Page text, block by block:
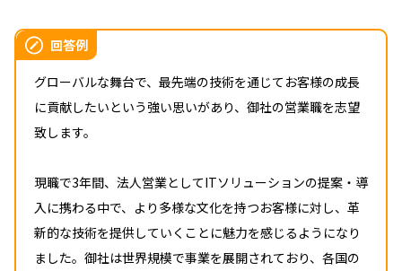
回答例
グローバルな舞台で、最先端の技術を通じてお客様の成長
に貢献したいという強い思いがあり、御社の営業職を志望
致します。
現職で3年間、法人営業としてITソリューションの提案・導
入に携わる中で、より多様な文化を持つお客様に対し、革
新的な技術を提供していくことに魅力を感じるようになり
ました。御社は世界規模で事業を展開されており、各国の